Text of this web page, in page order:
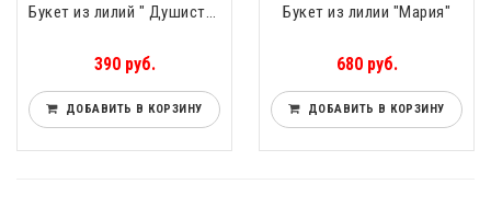
Букет из лилий " Душистая сладость" 11 шт.
390 руб.
ДОБАВИТЬ В КОРЗИНУ
Букет из лилии "Мария"
680 руб.
ДОБАВИТЬ В КОРЗИНУ